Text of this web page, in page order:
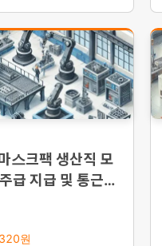
스크팩 생산직 모
급 지급 및 통근버
원